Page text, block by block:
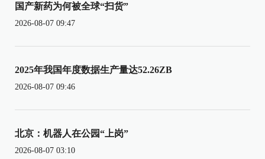
国产新药为何被全球“扫货”
2026-08-07 09:47
2025年我国年度数据生产量达52.26ZB
2026-08-07 09:46
北京：机器人在公园“上岗”
2026-08-07 03:10